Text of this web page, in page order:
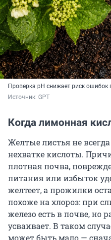
Проверка pH снижает риск ошибок
Источник: GPT
Когда лимонная
Желтые листья не
нехватке кислоты.
плотная почва,
питания или избыток
желтеет, а прожилки
похоже на хлороз: при
железо есть в почве, но
усваивает. В таком
может быть мало —